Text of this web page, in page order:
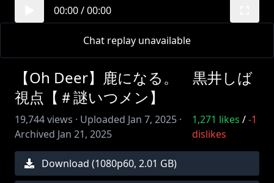
00:00/00:00
Chat replay unavailable
【Oh Deer】鹿になる。 黒井しば
視点【＃謎いつメン】
19,744views · Uploaded Jan 7, 2025 ·
Archived Jan 21, 2025
1,271 likes /-1
dislikes
Download (1080p60, 2.01 GB)